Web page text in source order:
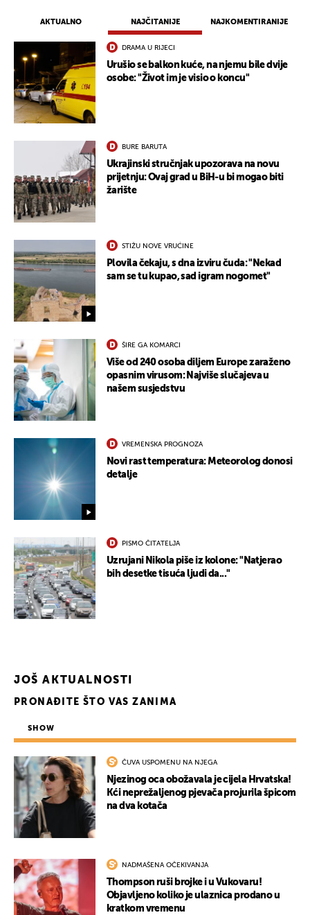
AKTUALNO NAJČITANIJE NAJKOMENTIRANIJE
DRAMA U RIJECI
Urušio se balkon kuće, na njemu bile dvije
osobe: "Život im je visio o koncu"
BURE BARUTA
Ukrajinski stručnjak upozorava na novu
prijetnju: Ovaj grad u BiH-u bi mogao biti
žarište
STIŽU NOVE VRUĆINE
Plovila čekaju, s dna izviru čuda: "Nekad
sam se tu kupao, sad igram nogomet"
ŠIRE GA KOMARCI
Više od 240 osoba diljem Europe zaraženo
opasnim virusom: Najviše slučajeva u
našem susjedstvu
VREMENSKA PROGNOZA
Novi rast temperatura: Meteorolog donosi
detalje
PISMO ČITATELJA
Uzrujani Nikola piše iz kolone: "Natjerao
bih desetke tisuća ljudi da..."
JOŠ AKTUALNOSTI
PRONAĐITE ŠTO VAS ZANIMA
SHOW
ČUVA USPOMENU NA NJEGA
Njezinog oca obožavala je cijela Hrvatska!
Kći neprežaljenog pjevača projurila špicom
na dva kotača
NADMAŠENA OČEKIVANJA
Thompson ruši brojke i u Vukovaru!
Objavljeno koliko je ulaznica prodano u
kratkom vremenu